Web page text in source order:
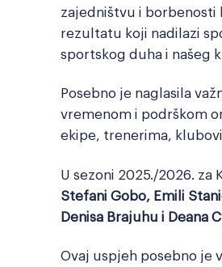
zajedništvu i borbenosti
rezultatu koji nadilazi
sportskog duha i našeg
Posebno je naglasila
vremenom i podrškom
ekipe, trenerima,
U sezoni 2025./2026. za
Stefani Gobo, Emili
Denisa Brajuhu i Deana
Ovaj uspjeh posebno je